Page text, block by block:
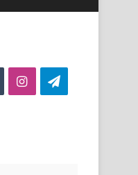
TumblrInstagramTelegram